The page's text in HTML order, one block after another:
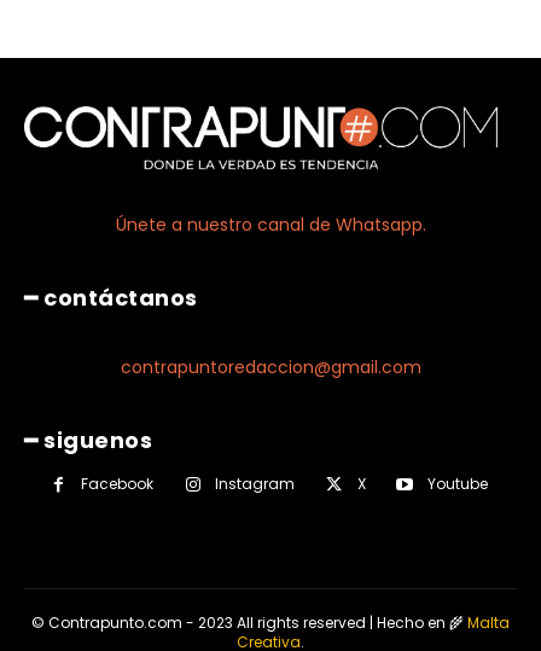
Únete a nuestro canal de Whatsapp.
━ contáctanos
contrapuntoredaccion@gmail.com
━ siguenos
Facebook Instagram X Youtube
© Contrapunto.com - 2023 All rights reserved | Hecho en 🌾Malta
Creativa.